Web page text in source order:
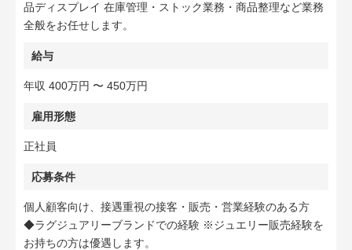
品ディスプレイ 在庫管理・ストック業務・商品整理など業務
全般をお任せします。
給与
年収 400万円 〜 450万円
雇用形態
正社員
応募条件
個人顧客向け、接遇重視の接客・販売・営業経験のある方
◆ラグジュアリーブランドでの経験 ※ジュエリー販売経験を
お持ちの方は優遇します。